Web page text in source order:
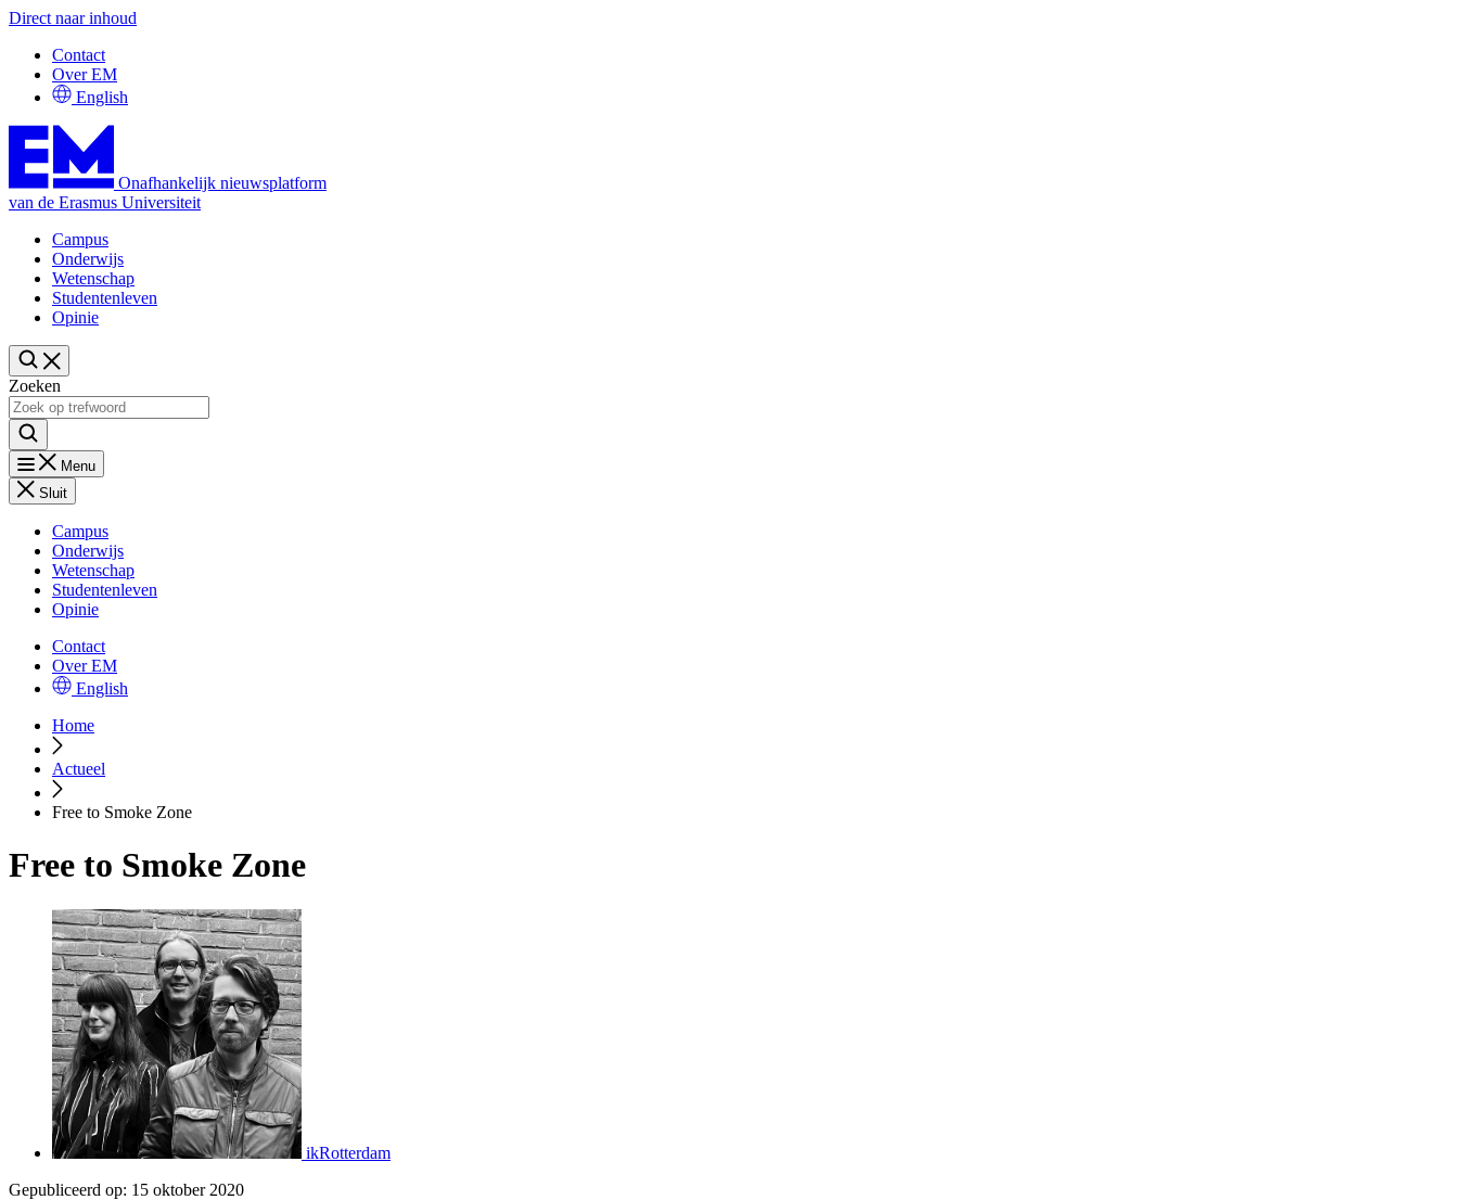
Direct naar inhoud
Contact
Over EM
English
Onafhankelijk nieuwsplatform
van de Erasmus Universiteit
Campus
Onderwijs
Wetenschap
Studentenleven
Opinie
Zoeken
Menu
Sluit
Campus
Onderwijs
Wetenschap
Studentenleven
Opinie
Contact
Over EM
English
Home
Actueel
Free to Smoke Zone
Free to Smoke Zone
ikRotterdam
Gepubliceerd op: 15 oktober 2020